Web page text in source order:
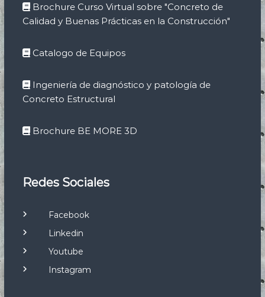
Brochure Curso Virtual sobre "Concreto de
Calidad y Buenas Prácticas en la Construcción"
Catalogo de Equipos
Ingeniería de diagnóstico y patología de
Concreto Estructural
Brochure BE MORE 3D
Redes Sociales
Facebook
Linkedin
Youtube
Instagram